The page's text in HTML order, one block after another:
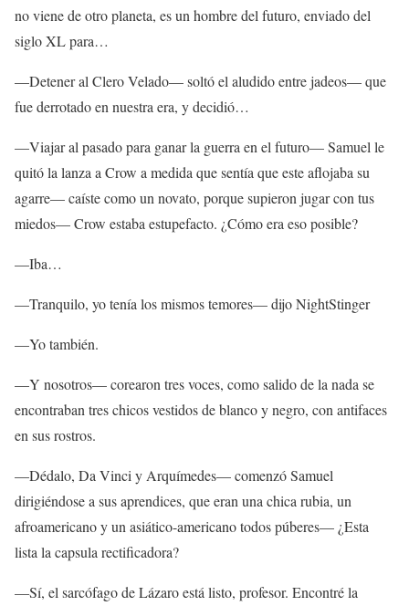
no viene de otro planeta, es un hombre del futuro, enviado del
siglo XL para…
—Detener al Clero Velado— soltó el aludido entre jadeos— que
fue derrotado en nuestra era, y decidió…
—Viajar al pasado para ganar la guerra en el futuro— Samuel le
quitó la lanza a Crow a medida que sentía que este aflojaba su
agarre— caíste como un novato, porque supieron jugar con tus
miedos— Crow estaba estupefacto. ¿Cómo era eso posible?
—Iba…
—Tranquilo, yo tenía los mismos temores— dijo NightStinger
—Yo también.
—Y nosotros— corearon tres voces, como salido de la nada se
encontraban tres chicos vestidos de blanco y negro, con antifaces
en sus rostros.
—Dédalo, Da Vinci y Arquímedes— comenzó Samuel
dirigiéndose a sus aprendices, que eran una chica rubia, un
afroamericano y un asiático-americano todos púberes— ¿Esta
lista la capsula rectificadora?
—Sí, el sarcófago de Lázaro está listo, profesor. Encontré la